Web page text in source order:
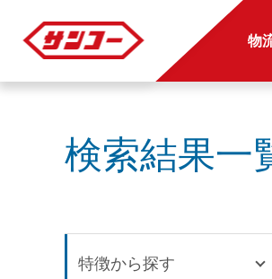
物
検索結果一
特徴から探す